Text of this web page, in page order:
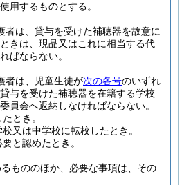
用するものとする。
者は、貸与を受けた補聴器を故意に
きは、現品又はこれに相当する代
ばならない。
者は、児童生徒が次の各号のいずれ
与を受けた補聴器を在籍する学校
員会へ返納しなければならない。
とき。
又は中学校に転校したとき。
と認めたとき。
もののほか、必要な事項は、その